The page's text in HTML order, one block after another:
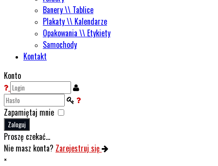
Banery \\ Tablice
Plakaty \\ Kalendarze
Opakowania \\ Etykiety
Samochody
Kontakt
Konto
Zapamiętaj mnie
Zaloguj
Proszę czekać...
Nie masz konta? Zarejestruj się
×